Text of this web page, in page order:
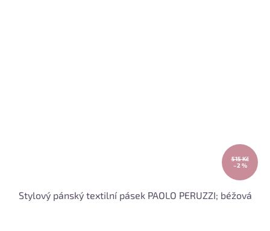
515 Kč
–2 %
Stylový pánský textilní pásek PAOLO PERUZZI; béžová